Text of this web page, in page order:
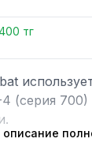
тг
(серия 700)
описание